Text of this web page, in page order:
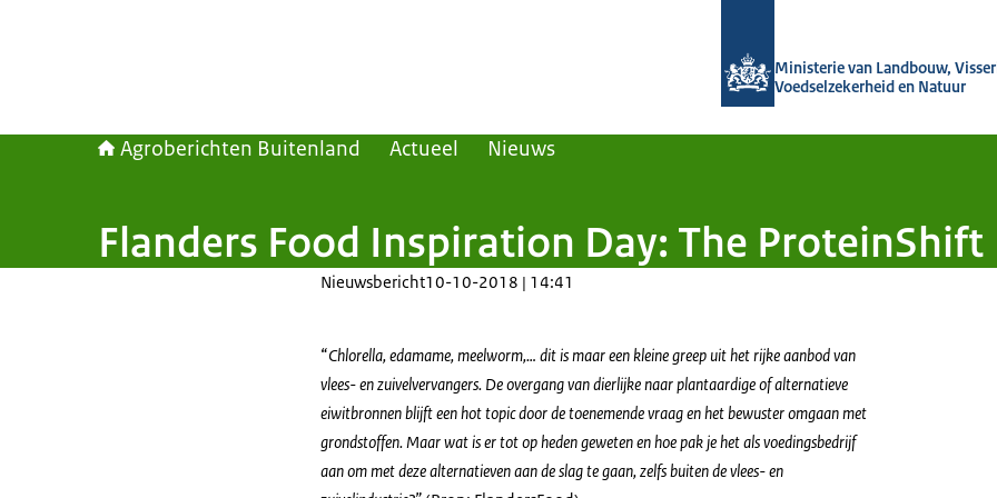
Ministerie van Landbouw,
Voedselzekerheid en Natuur
Agroberichten Buitenland Actueel Nieuws
Flanders Food Inspiration Day: The ProteinShift
Nieuwsbericht10-10-2018 | 14:41
“Chlorella, edamame, meelworm,… dit is maar een kleine greep uit het rijke aanbod van
vlees- en zuivelvervangers. De overgang van dierlijke naar plantaardige of alternatieve
eiwitbronnen blijft een hot topic door de toenemende vraag en het bewuster omgaan met
grondstoffen. Maar wat is er tot op heden geweten en hoe pak je het als voedingsbedrijf
aan om met deze alternatieven aan de slag te gaan, zelfs buiten de vlees- en